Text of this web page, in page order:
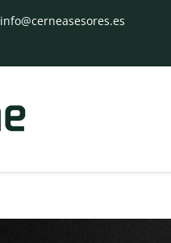
info@cerneasesores.es